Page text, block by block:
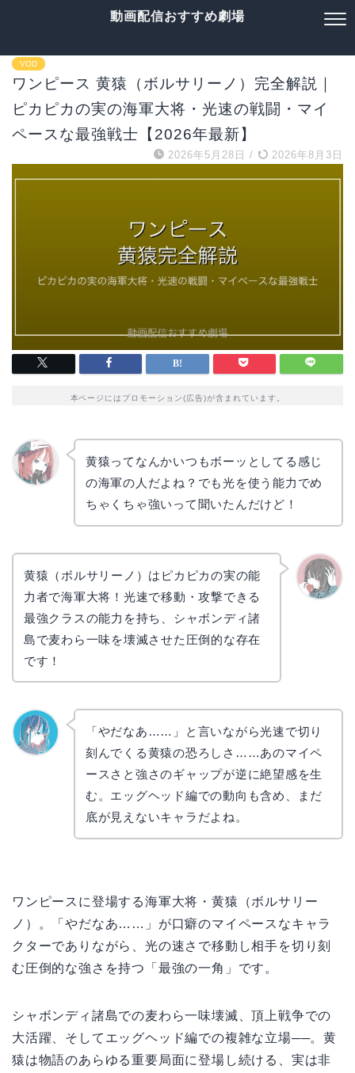
動画配信おすすめ劇場
VOD
ワンピース 黄猿（ボルサリーノ）完全解説｜
ピカピカの実の海軍大将・光速の戦闘・マイ
ペースな最強戦士【2026年最新】
2026年5月28日 / 2026年8月3日
本ページにはプロモーション(広告)が含まれています。
黄猿ってなんかいつもボーッとしてる感じ
の海軍の人だよね？でも光を使う能力でめ
ちゃくちゃ強いって聞いたんだけど！
黄猿（ボルサリーノ）はピカピカの実の能
力者で海軍大将！光速で移動・攻撃できる
最強クラスの能力を持ち、シャボンディ諸
島で麦わら一味を壊滅させた圧倒的な存在
です！
「やだなあ……」と言いながら光速で切り
刻んでくる黄猿の恐ろしさ……あのマイペ
ースさと強さのギャップが逆に絶望感を生
む。エッグヘッド編での動向も含め、まだ
底が見えないキャラだよね。
ワンピースに登場する海軍大将・黄猿（ボルサリー
ノ）。「やだなあ……」が口癖のマイペースなキャラ
クターでありながら、光の速さで移動し相手を切り刻
む圧倒的な強さを持つ「最強の一角」です。
シャボンディ諸島での麦わら一味壊滅、頂上戦争での
大活躍、そしてエッグヘッド編での複雑な立場──。黄
猿は物語のあらゆる重要局面に登場し続ける、実は非